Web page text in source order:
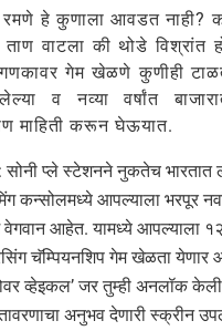
हे कुणाला आवडत नाही?
वाटला की थोडे विश्रांत
गेम खेळणे कुणीही
व नव्या वर्षांत
माहिती करून घेऊयात.
: सोनी प्ले स्टेशनने नुकतेच भारतात
कन्सोलमध्ये आपल्याला भरपूर
आहेत. यामध्ये आपल्याला
चॅम्पियनशिप गेम खेळता येणार
व्हेइकल’ जर तुम्ही अनलॉक
अनुभव देणारी स्क्रीन